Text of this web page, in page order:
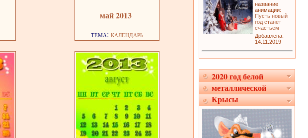
май 2013
тема: календарь
название
анимации:
Пусть новый
год станет
счастьем
Добавлена:
14.11.2019
2020 год белой
металлической
Крысы